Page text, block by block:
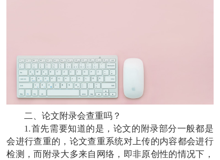
二、论文附录会查重吗？
1.首先需要知道的是，论文的附录部分一般都是
会进行查重的，论文查重系统对上传的内容都会进行
检测，而附录大多来自网络，即非原创性的情况下，